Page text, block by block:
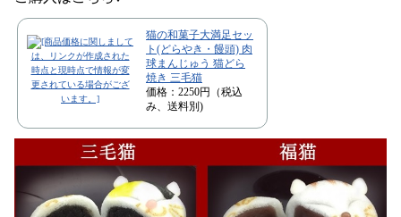
猫の和菓子大満足セッ
ト(どらやき・饅頭) 肉
球まんじゅう 猫どら
焼き 三毛猫
価格：2250円（税込
み、送料別)